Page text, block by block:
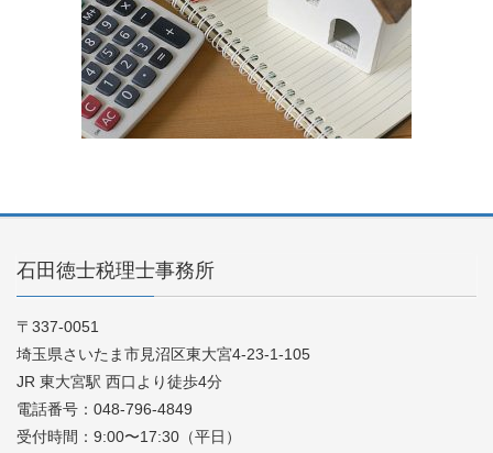
石田徳士税理士事務所
〒337-0051
埼玉県さいたま市見沼区東大宮4-23-1-105
JR 東大宮駅 西口より徒歩4分
電話番号：048-796-4849
受付時間：9:00〜17:30（平日）